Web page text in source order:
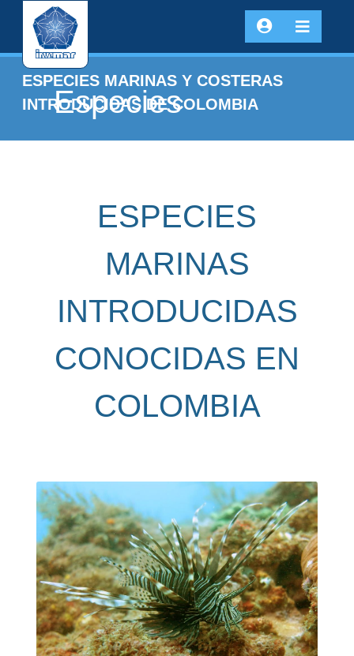
ESPECIES MARINAS Y COSTERAS
INTRODUCIDAS DE COLOMBIA
Especies
ESPECIES
MARINAS
INTRODUCIDAS
CONOCIDAS EN
COLOMBIA